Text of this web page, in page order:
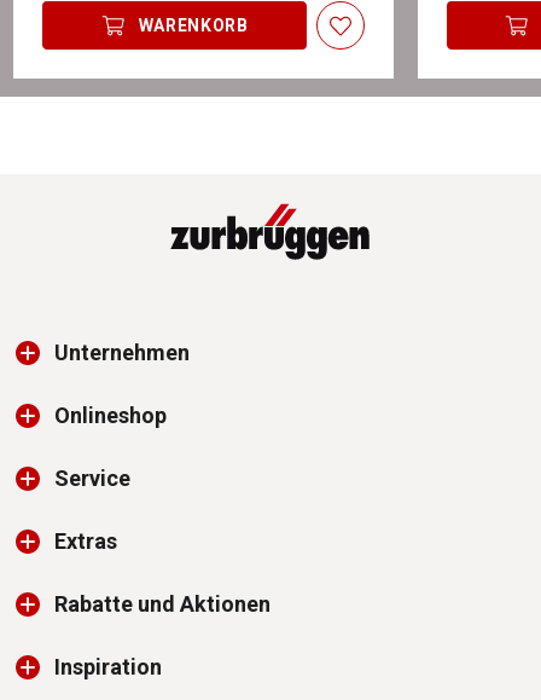
WARENKORB
Unternehmen
Onlineshop
Service
Extras
Rabatte und Aktionen
Inspiration